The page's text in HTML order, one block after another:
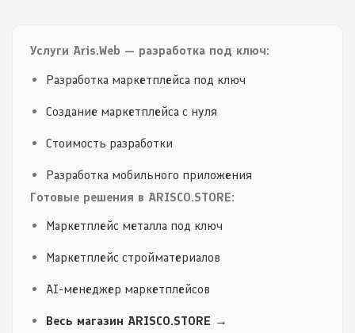
Услуги Aris.Web — разработка под ключ:
Разработка маркетплейса под ключ
Создание маркетплейса с нуля
Стоимость разработки
Разработка мобильного приложения
Готовые решения в ARISCO.STORE:
Маркетплейс металла под ключ
Маркетплейс стройматериалов
AI-менеджер маркетплейсов
Весь магазин ARISCO.STORE →